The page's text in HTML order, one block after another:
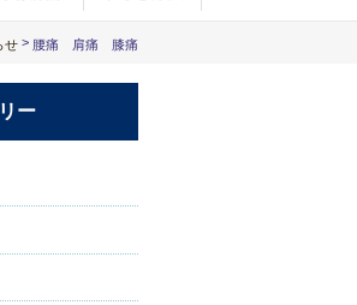
せ > 腰痛 肩痛 膝痛
ー